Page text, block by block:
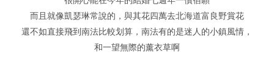
而且就像凱瑟琳常說的，與其花四萬去北海道富良野賞花
還不如直接飛到南法比較划算，南法有的是迷人的小鎮風情，
和一望無際的薰衣草啊